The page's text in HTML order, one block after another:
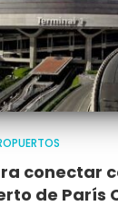
conectar
de París